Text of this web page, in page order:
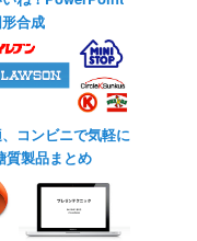
合成
コンビニで気軽に
質製品まとめ